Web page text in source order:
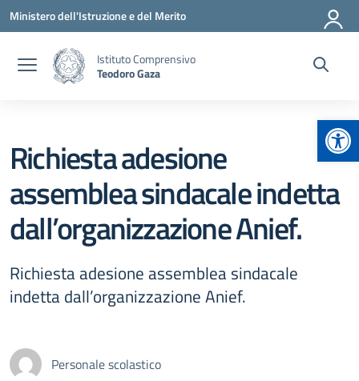
Vai ai contenuti
Vai al menu di navigazione
Vai al footer
Ministero dell'Istruzione e del Merito
Istituto Comprensivo
Teodoro Gaza
Richiesta adesione
assemblea sindacale indetta
dall’organizzazione Anief.
Richiesta adesione assemblea sindacale
indetta dall’organizzazione Anief.
Personale scolastico